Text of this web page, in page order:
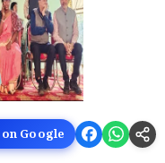
Google